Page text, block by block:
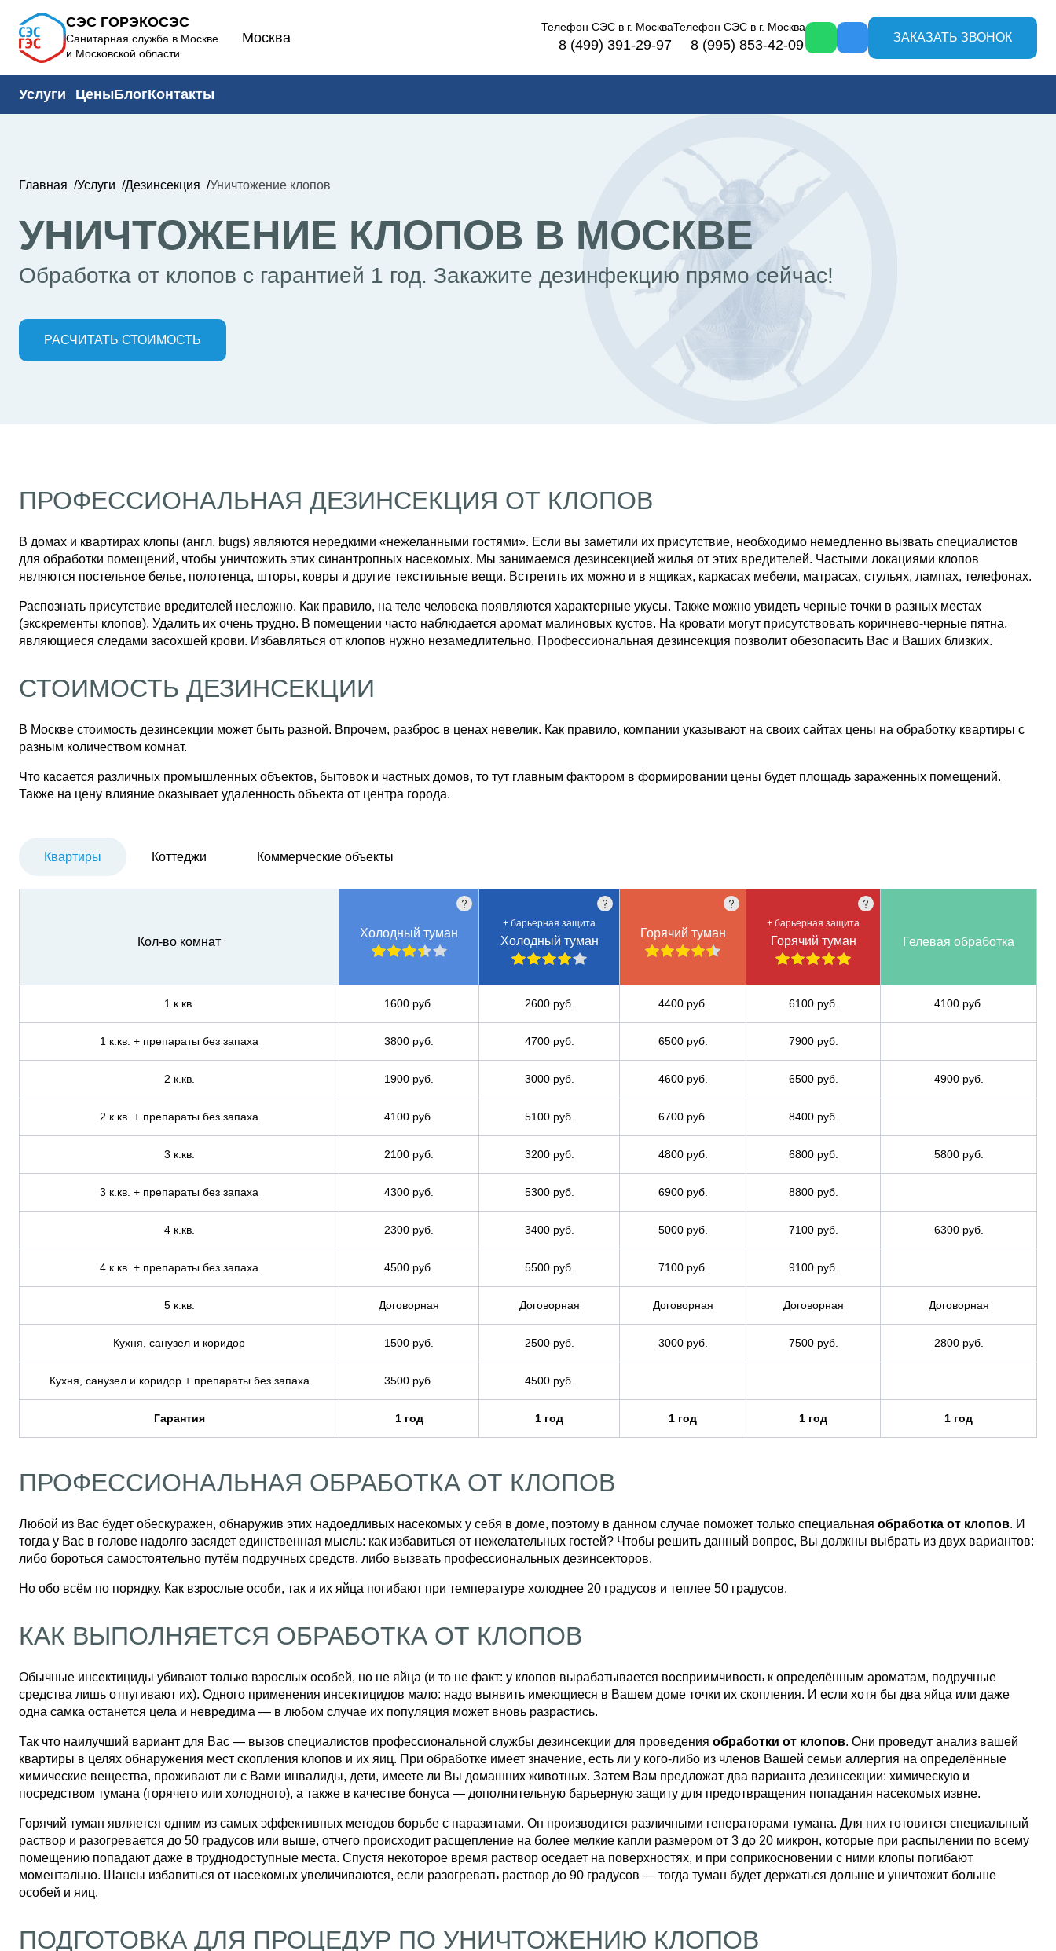
СЭС ГОРЭКОСЭС
Санитарная служба в Москве
и Московской области
Москва
Телефон СЭС в г. Москва
8 (499) 391-29-97
Телефон СЭС в г. Москва
8 (995) 853-42-09 ЗАКАЗАТЬ ЗВОНОК
Услуги ЦеныБлогКонтакты
Главная Услуги Дезинсекция Уничтожение клопов
УНИЧТОЖЕНИЕ КЛОПОВ В МОСКВЕ
Обработка от клопов с гарантией 1 год. Закажите дезинфекцию прямо сейчас!
РАСЧИТАТЬ СТОИМОСТЬ
ПРОФЕССИОНАЛЬНАЯ ДЕЗИНСЕКЦИЯ ОТ КЛОПОВ
В домах и квартирах клопы (англ. bugs) являются нередкими «нежеланными гостями». Если вы заметили их присутствие, необходимо немедленно вызвать специалистов
для обработки помещений, чтобы уничтожить этих синантропных насекомых. Мы занимаемся дезинсекцией жилья от этих вредителей. Частыми локациями клопов
являются постельное белье, полотенца, шторы, ковры и другие текстильные вещи. Встретить их можно и в ящиках, каркасах мебели, матрасах, стульях, лампах, телефонах.
Распознать присутствие вредителей несложно. Как правило, на теле человека появляются характерные укусы. Также можно увидеть черные точки в разных местах
(экскременты клопов). Удалить их очень трудно. В помещении часто наблюдается аромат малиновых кустов. На кровати могут присутствовать коричнево-черные пятна,
являющиеся следами засохшей крови. Избавляться от клопов нужно незамедлительно. Профессиональная дезинсекция позволит обезопасить Вас и Ваших близких.
СТОИМОСТЬ ДЕЗИНСЕКЦИИ
В Москве стоимость дезинсекции может быть разной. Впрочем, разброс в ценах невелик. Как правило, компании указывают на своих сайтах цены на обработку квартиры с
разным количеством комнат.
Что касается различных промышленных объектов, бытовок и частных домов, то тут главным фактором в формировании цены будет площадь зараженных помещений.
Также на цену влияние оказывает удаленность объекта от центра города.
Квартиры Коттеджи Коммерческие объекты
Кол-во комнат
Холодный туман
+ барьерная защита
Холодный туман
Горячий туман
+ барьерная защита
Горячий туман Гелевая обработка
1 к.кв. 1600 руб. 2600 руб. 4400 руб. 6100 руб. 4100 руб.
1 к.кв. + препараты без запаха 3800 руб. 4700 руб. 6500 руб. 7900 руб.
2 к.кв. 1900 руб. 3000 руб. 4600 руб. 6500 руб. 4900 руб.
2 к.кв. + препараты без запаха 4100 руб. 5100 руб. 6700 руб. 8400 руб.
3 к.кв. 2100 руб. 3200 руб. 4800 руб. 6800 руб. 5800 руб.
3 к.кв. + препараты без запаха 4300 руб. 5300 руб. 6900 руб. 8800 руб.
4 к.кв. 2300 руб. 3400 руб. 5000 руб. 7100 руб. 6300 руб.
4 к.кв. + препараты без запаха 4500 руб. 5500 руб. 7100 руб. 9100 руб.
5 к.кв. Договорная Договорная Договорная Договорная Договорная
Кухня, санузел и коридор 1500 руб. 2500 руб. 3000 руб. 7500 руб. 2800 руб.
Кухня, санузел и коридор + препараты без запаха 3500 руб. 4500 руб.
Гарантия 1 год 1 год 1 год 1 год 1 год
ПРОФЕССИОНАЛЬНАЯ ОБРАБОТКА ОТ КЛОПОВ
Любой из Вас будет обескуражен, обнаружив этих надоедливых насекомых у себя в доме, поэтому в данном случае поможет только специальная обработка от клопов. И
тогда у Вас в голове надолго засядет единственная мысль: как избавиться от нежелательных гостей? Чтобы решить данный вопрос, Вы должны выбрать из двух вариантов:
либо бороться самостоятельно путём подручных средств, либо вызвать профессиональных дезинсекторов.
Но обо всём по порядку. Как взрослые особи, так и их яйца погибают при температуре холоднее 20 градусов и теплее 50 градусов.
КАК ВЫПОЛНЯЕТСЯ ОБРАБОТКА ОТ КЛОПОВ
Обычные инсектициды убивают только взрослых особей, но не яйца (и то не факт: у клопов вырабатывается восприимчивость к определённым ароматам, подручные
средства лишь отпугивают их). Одного применения инсектицидов мало: надо выявить имеющиеся в Вашем доме точки их скопления. И если хотя бы два яйца или даже
одна самка останется цела и невредима — в любом случае их популяция может вновь разрастись.
Так что наилучший вариант для Вас — вызов специалистов профессиональной службы дезинсекции для проведения обработки от клопов. Они проведут анализ вашей
квартиры в целях обнаружения мест скопления клопов и их яиц. При обработке имеет значение, есть ли у кого-либо из членов Вашей семьи аллергия на определённые
химические вещества, проживают ли с Вами инвалиды, дети, имеете ли Вы домашних животных. Затем Вам предложат два варианта дезинсекции: химическую и
посредством тумана (горячего или холодного), а также в качестве бонуса — дополнительную барьерную защиту для предотвращения попадания насекомых извне.
Горячий туман является одним из самых эффективных методов борьбе с паразитами. Он производится различными генераторами тумана. Для них готовится специальный
раствор и разогревается до 50 градусов или выше, отчего происходит расщепление на более мелкие капли размером от 3 до 20 микрон, которые при распылении по всему
помещению попадают даже в труднодоступные места. Спустя некоторое время раствор оседает на поверхностях, и при соприкосновении с ними клопы погибают
моментально. Шансы избавиться от насекомых увеличиваются, если разогревать раствор до 90 градусов — тогда туман будет держаться дольше и уничтожит больше
особей и яиц.
ПОДГОТОВКА ДЛЯ ПРОЦЕДУР ПО УНИЧТОЖЕНИЮ КЛОПОВ